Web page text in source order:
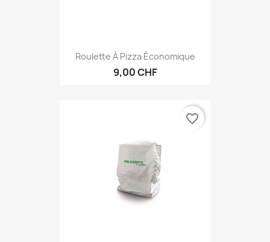
Roulette À Pizza Économique
9,00 CHF
favorite_border